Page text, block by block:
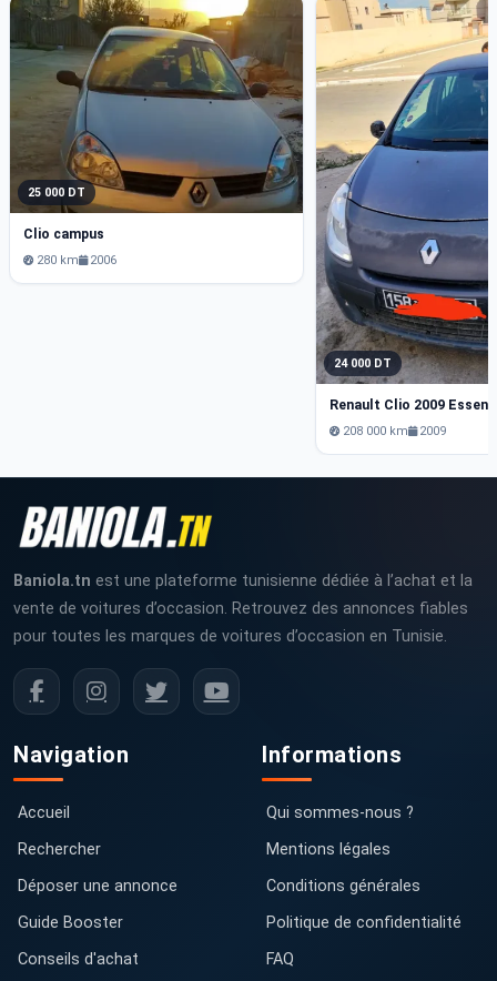
25 000 DT
Clio campus
280 km 2006
24 000 DT
Renault Clio 2009
208 000 km 2009
Baniola.tn est une plateforme tunisienne dédiée à l’achat et la
vente de voitures d’occasion. Retrouvez des annonces fiables
pour toutes les marques de voitures d’occasion en Tunisie.
Navigation
Accueil
Rechercher
Déposer une annonce
Guide Booster
Conseils d'achat
Informations
Qui sommes-nous ?
Mentions légales
Conditions générales
Politique de confidentialité
FAQ